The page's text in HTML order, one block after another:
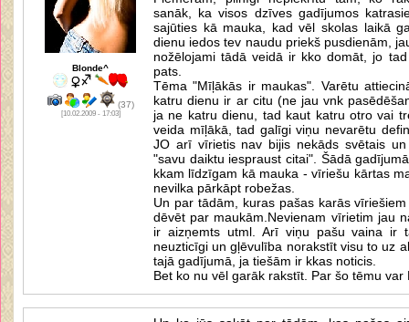
Blonde^
(37)
[10.02.2009 - 17:03]
sanāk, ka visos dzīves gadījumos
sajūties kā mauka, kad vēl skolas laikā
dienu iedos tev naudu priekš pusdienām,
nožēlojami tādā veidā ir kko domāt, jo
pats.
Tēma "Mīļākās ir maukas". Varētu
katru dienu ir ar citu (ne jau vnk
ja ne katru dienu, tad kaut katru otro vai
veida mīļākā, tad galīgi viņu nevarētu
JO arī vīrietis nav bijis nekāds svētais
"savu daiktu iespraust citai". Šādā
kkam līdzīgam kā mauka - vīriešu kārtas
nevilka pārkāpt robežas.
Un par tādām, kuras pašas karās
dēvēt par maukām.Nevienam vīrietim jau
ir aizņemts utml. Arī viņu pašu vaina ir
neuzticīgi un gļēvulība norakstīt visu to uz
tajā gadījumā, ja tiešām ir kkas noticis.
Bet ko nu vēl garāk rakstīt. Par šo tēmu var